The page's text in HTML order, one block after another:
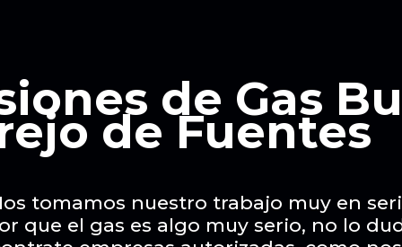
de Gas
de Fuentes
tomamos nuestro trabajo muy en
que el gas es algo muy serio, no lo